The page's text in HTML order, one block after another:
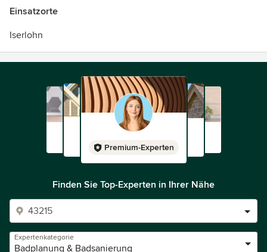
Einsatzorte
Iserlohn
Premium-Experten
Finden Sie Top-Experten in Ihrer Nähe
Expertenkategorie
Badplanung & Badsanierung